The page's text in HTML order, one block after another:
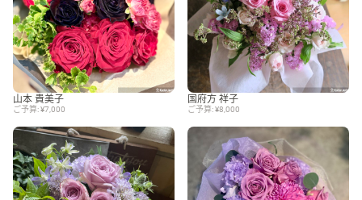
山本 貴美子
ご予算: ¥7,000
国府方 祥子
ご予算: ¥8,000